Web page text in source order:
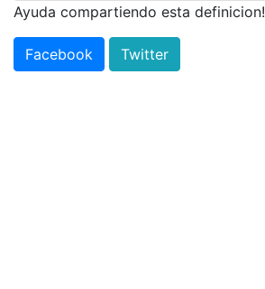
Ayuda compartiendo esta definicion!
Facebook Twitter